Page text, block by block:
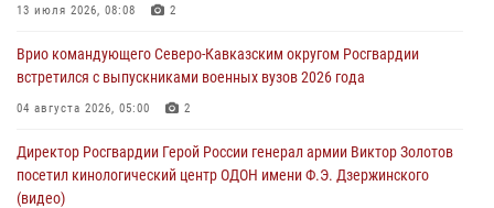
выпуска «Легенды армии с Александром Маршалом»
07 августа 2026, 12:00
Смольного собора в Санкт-Петербурге (видео)
3 1
13 июля 2026, 08:08 2
Врио командующего Северо-Кавказским округом Росгвардии
встретился с выпускниками военных вузов 2026 года
04 августа 2026, 05:00 2
Директор Росгвардии Герой России генерал армии Виктор Золотов
посетил кинологический центр ОДОН имени Ф.Э. Дзержинского
(видео)